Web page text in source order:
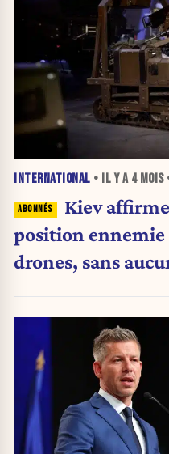
INTERNATIONAL • IL Y A 4 MOIS
Kiev
position ennemie
drones, sans